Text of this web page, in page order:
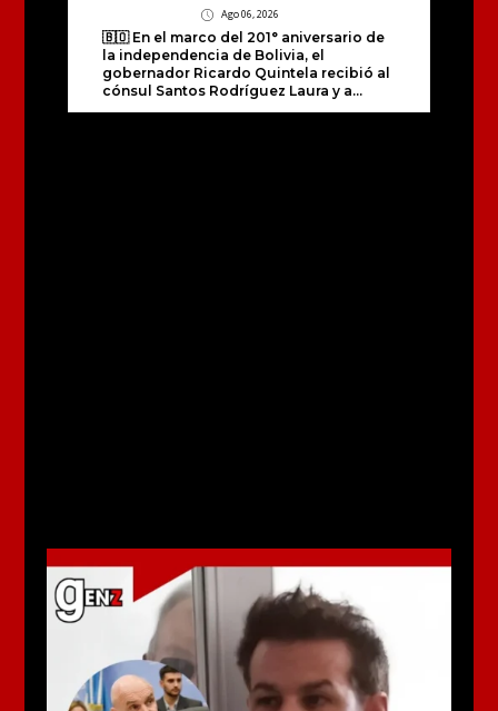
Ago 06, 2026
🇧🇴 En el marco del 201° aniversario de
la independencia de Bolivia, el
gobernador Ricardo Quintela recibió al
cónsul Santos Rodríguez Laura y a...